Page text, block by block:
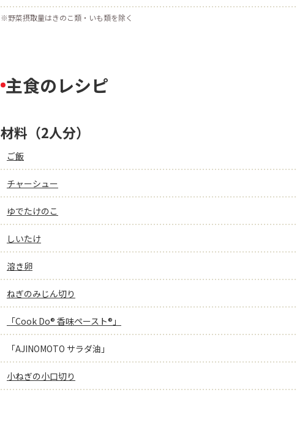
※野菜摂取量はきのこ類・いも類を除く
主食のレシピ
材料（2人分）
ご飯
チャーシュー
ゆでたけのこ
しいたけ
溶き卵
ねぎのみじん切り
「Cook Do® 香味ペースト®」
「AJINOMOTO サラダ油」
小ねぎの小口切り